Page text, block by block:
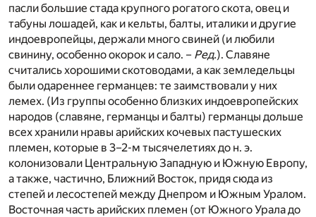
пасли большие стада крупного рогатого скота, овец и
табуны лошадей, как и кельты, балты, италики и другие
индоевропейцы, держали много свиней (и любили
свинину, особенно окорок и сало. – Ред.). Славяне
считались хорошими скотоводами, а как земледельцы
были одареннее германцев: те заимствовали у них
лемех. (Из группы особенно близких индоевропейских
народов (славяне, германцы и балты) германцы дольше
всех хранили нравы арийских кочевых пастушеских
племен, которые в 3–2-м тысячелетиях до н. э.
колонизовали Центральную Западную и Южную Европу,
а также, частично, Ближний Восток, придя сюда из
степей и лесостепей между Днепром и Южным Уралом.
Восточная часть арийских племен (от Южного Урала до